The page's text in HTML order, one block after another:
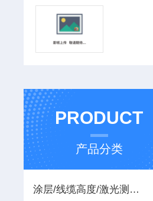
PRODUCT
产品分类
涂层/线缆高度/激光测距测试仪